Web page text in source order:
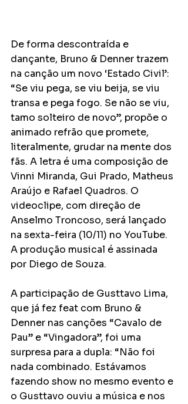
De forma descontraída e
dançante, Bruno & Denner trazem
na canção um novo ‘Estado Civil’:
“Se viu pega, se viu beija, se viu
transa e pega fogo. Se não se viu,
tamo solteiro de novo”, propõe o
animado refrão que promete,
literalmente, grudar na mente dos
fãs. A letra é uma composição de
Vinni Miranda, Gui Prado, Matheus
Araújo e Rafael Quadros. O
videoclipe, com direção de
Anselmo Troncoso, será lançado
na sexta-feira (10/11) no YouTube.
A produção musical é assinada
por Diego de Souza.
A participação de Gusttavo Lima,
que já fez feat com Bruno &
Denner nas canções “Cavalo de
Pau” e “Vingadora”, foi uma
surpresa para a dupla: “Não foi
nada combinado. Estávamos
fazendo show no mesmo evento e
o Gusttavo ouviu a música e nos